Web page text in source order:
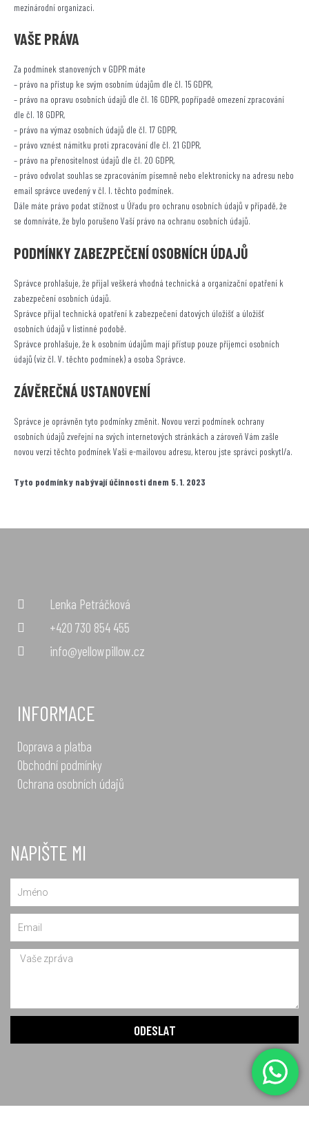
mezinárodní organizaci.
VAŠE PRÁVA
Za podmínek stanovených v GDPR máte
– právo na přístup ke svým osobním údajům dle čl. 15 GDPR,
– právo na opravu osobních údajů dle čl. 16 GDPR, popřípadě omezení zpracování
dle čl. 18 GDPR,
– právo na výmaz osobních údajů dle čl. 17 GDPR,
– právo vznést námitku proti zpracování dle čl. 21 GDPR,
– právo na přenositelnost údajů dle čl. 20 GDPR,
– právo odvolat souhlas se zpracováním písemně nebo elektronicky na adresu nebo
email správce uvedený v čl. I. těchto podmínek.
Dále máte právo podat stížnost u Úřadu pro ochranu osobních údajů v případě, že
se domníváte, že bylo porušeno Vaší právo na ochranu osobních údajů.
PODMÍNKY ZABEZPEČENÍ OSOBNÍCH ÚDAJŮ
Správce prohlašuje, že přijal veškerá vhodná technická a organizační opatření k
zabezpečení osobních údajů.
Správce přijal technická opatření k zabezpečení datových úložišť a úložišť
osobních údajů v listinné podobě.
Správce prohlašuje, že k osobním údajům mají přístup pouze příjemci osobních
údajů (viz čl. V. těchto podmínek) a osoba Správce.
ZÁVĚREČNÁ USTANOVENÍ
Správce je oprávněn tyto podmínky změnit. Novou verzi podmínek ochrany
osobních údajů zveřejní na svých internetových stránkách a zároveň Vám zašle
novou verzi těchto podmínek Vaši e-mailovou adresu, kterou jste správci poskytl/a.
Tyto podmínky nabývají účinnosti dnem 5. 1. 2023
Lenka Petráčková
+420 730 854 455
info@yellowpillow.cz
INFORMACE
Doprava a platba
Obchodní podmínky
Ochrana osobních údajů
NAPIŠTE MI
Message
ODESLAT